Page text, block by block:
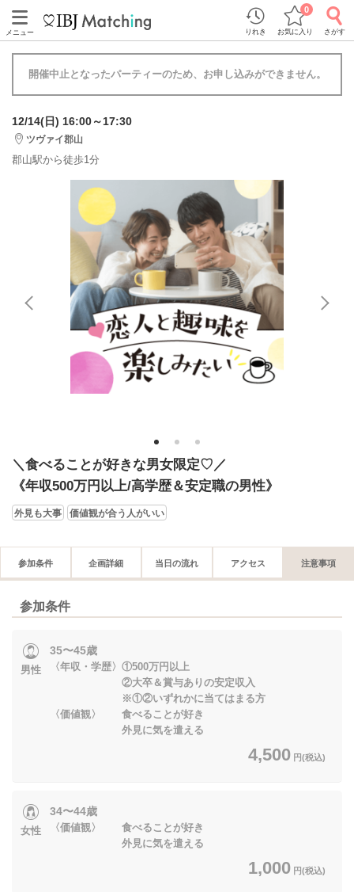
メニュー りれき お気に入り
0
さがす
開催中止となったパーティーのため、お申し込みができません。
12/14(日) 16:00～17:30
ツヴァイ郡山
郡山駅から徒歩1分
1 2 3
＼食べることが好きな男女限定♡／
《年収500万円以上/高学歴＆安定職の男性》
外見も大事 価値観が合う人がいい
参加条件 企画詳細 当日の流れ アクセス 注意事項
参加条件
男性
35〜45歳
〈年収・学歴〉①500万円以上
②大卒＆賞与ありの安定収入
※①②いずれかに当てはまる方
〈価値観〉 食べることが好き
外見に気を遣える
4,500 円(税込)
女性
34〜44歳
〈価値観〉 食べることが好き
外見に気を遣える
1,000 円(税込)